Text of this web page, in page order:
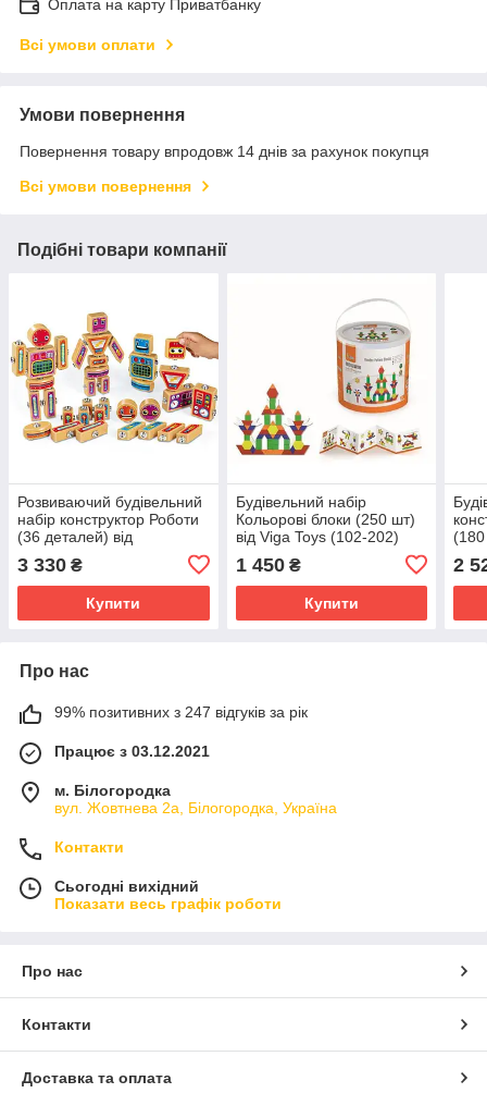
Оплата на карту Приватбанку
Всі умови оплати
Умови повернення
Повернення товару впродовж 14 днів за рахунок покупця
Всі умови повернення
Подібні товари компанії
Розвиваючий будівельний
набір конструктор Роботи
(36 деталей) від
3 330 ₴
Купити
Будівельний набір
Кольорові блоки (250 шт)
від Viga Toys (102-202)
1 450₴
Купити
2
Про нас
99% позитивних з 247 відгуків за рік
Працює з 03.12.2021
м. Білогородка
вул. Жовтнева 2а, Білогородка, Україна
Контакти
Сьогодні вихідний
Показати весь графік роботи
Про нас
Контакти
Доставка та оплата